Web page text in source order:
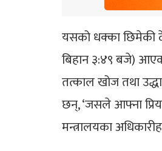
यसको धक्का छिमेकी
बिहान ३:४९ बजे)
तत्काल खोज तथा
छन्, ‘जसले आफ्ना
मन्त्रालयका